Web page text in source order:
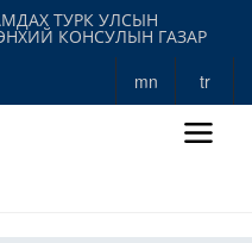
ТУРК УЛСЫН
КОНСУЛЫН ГАЗАР
mn tr